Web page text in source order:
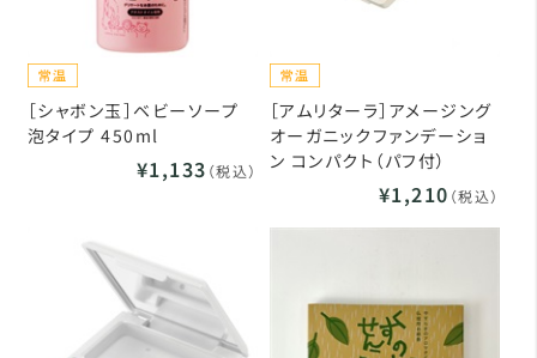
［シャボン玉］ベビーソープ
泡タイプ 450ml
¥1,133 （税込）
［アムリターラ］アメージング
オーガニックファンデーショ
ン コンパクト（パフ付）
¥1,210 （税込）